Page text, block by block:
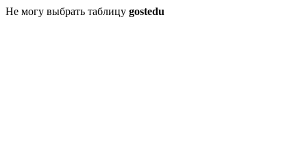
Не могу выбрать таблицу gostedu